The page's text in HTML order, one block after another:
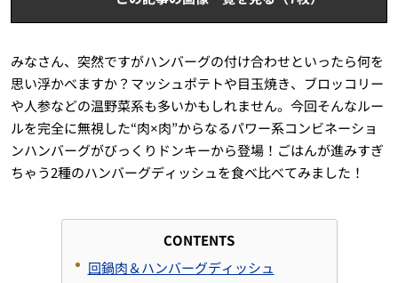
みなさん、突然ですがハンバーグの付け合わせといったら何を
思い浮かべますか？マッシュポテトや目玉焼き、ブロッコリー
や人参などの温野菜系も多いかもしれません。今回そんなルー
ルを完全に無視した“肉×肉”からなるパワー系コンビネーショ
ンハンバーグがびっくりドンキーから登場！ごはんが進みすぎ
ちゃう2種のハンバーグディッシュを食べ比べてみました！
CONTENTS
回鍋肉＆ハンバーグディッシュ